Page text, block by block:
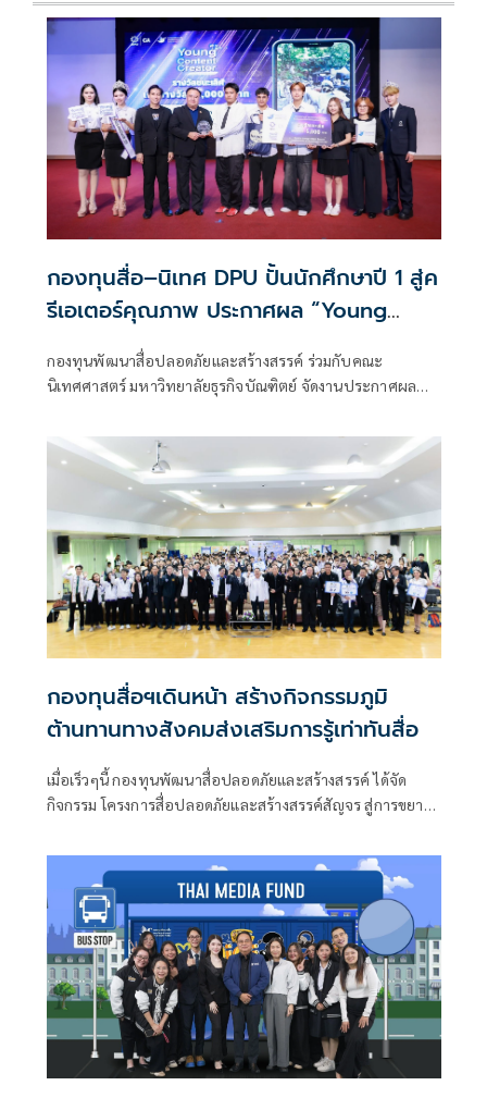
กองทุนสื่อ–นิเทศ DPU ปั้นนักศึกษาปี 1 สู่ค
รีเอเตอร์คุณภาพ ประกาศผล “Young
Content Creator“
กองทุนพัฒนาสื่อปลอดภัยและสร้างสรรค์ ร่วมกับคณะ
นิเทศศาสตร์ มหาวิทยาลัยธุรกิจบัณฑิตย์ จัดงานประกาศผล
คอนเทนต์ครีเอเตอร์หน้าใหม่ สื่อปลอดภัยและสร้างสรรค์” ณ
กองทุนสื่อฯเดินหน้า สร้างกิจกรรมภูมิ
ต้านทานทางสังคมส่งเสริมการรู้เท่าทันสื่อ
เมื่อเร็วๆนี้ กองทุนพัฒนาสื่อปลอดภัยและสร้างสรรค์ ได้จัด
กิจกรรม โครงการสื่อปลอดภัยและสร้างสรรค์สัญจร สู่การขยาย
เยาวชน 5 ภูมิภาค